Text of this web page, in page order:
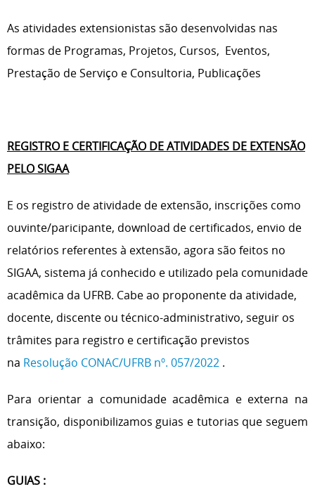
As atividades extensionistas são desenvolvidas nas
formas de Programas, Projetos, Cursos, Eventos,
Prestação de Serviço e Consultoria, Publicações
REGISTRO E CERTIFICAÇÃO DE ATIVIDADES DE EXTENSÃO
PELO SIGAA
E os registro de atividade de extensão, inscrições como
ouvinte/paricipante, download de certificados, envio de
relatórios referentes à extensão, agora são feitos no
SIGAA, sistema já conhecido e utilizado pela comunidade
acadêmica da UFRB. Cabe ao proponente da atividade,
docente, discente ou técnico-administrativo, seguir os
trâmites para registro e certificação previstos
na Resolução CONAC/UFRB nº. 057/2022 .
Para orientar a comunidade acadêmica e externa na
transição, disponibilizamos guias e tutorias que seguem
abaixo:
GUIAS :